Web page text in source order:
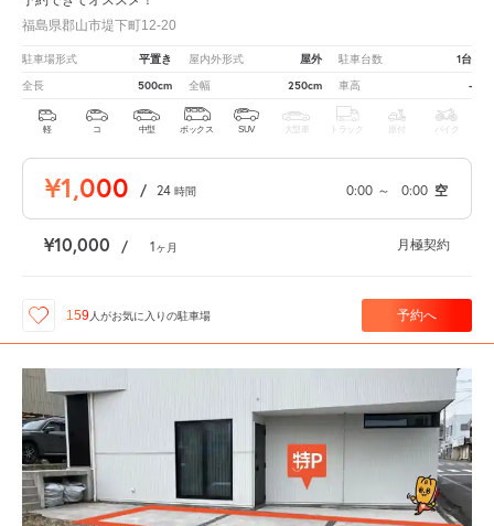
福島県郡山市堤下町12-20
駐車場形式 平置き 屋内外形式 屋外 駐車台数 1台
全長 500cm 全幅 250cm 車高 -
軽 コ 中型 ボックス SUV 大型車 トラック 原付 バイク
¥1,000 / 24 時間 0:00 ～ 0:00 空
¥10,000 / 1ヶ月 月極契約
159 人がお気に入りの駐車場 予約へ